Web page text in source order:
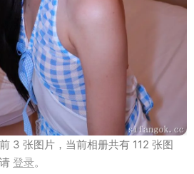
3 张图片，当前相册共有 112 张图
登录。